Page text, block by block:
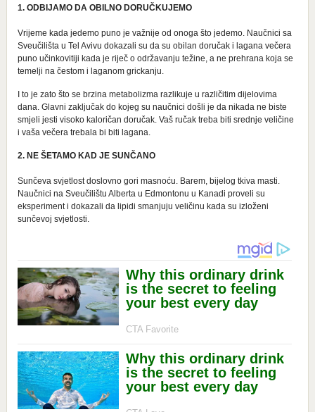
1. ODBIJAMO DA OBILNO DORUČKUJEMO
Vrijeme kada jedemo puno je važnije od onoga što jedemo. Naučnici sa
Sveučilišta u Tel Avivu dokazali su da su obilan doručak i lagana večera
puno učinkovitiji kada je riječ o održavanju težine, a ne prehrana koja se
temelji na čestom i laganom grickanju.
I to je zato što se brzina metabolizma razlikuje u različitim dijelovima
dana. Glavni zaključak do kojeg su naučnici došli je da nikada ne biste
smjeli jesti visoko kaloričan doručak. Vaš ručak treba biti srednje veličine
i vaša večera trebala bi biti lagana.
2. NE ŠETAMO KAD JE SUNČANO
Sunčeva svjetlost doslovno gori masnoću. Barem, bijelog tkiva masti.
Naučnici na Sveučilištu Alberta u Edmontonu u Kanadi proveli su
eksperiment i dokazali da lipidi smanjuju veličinu kada su izloženi
sunčevoj svjetlosti.